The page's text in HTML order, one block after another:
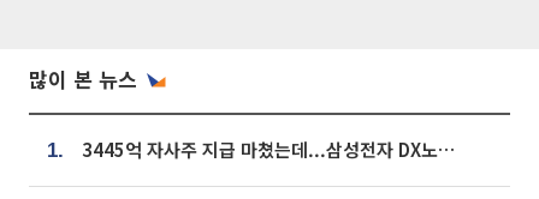
많이 본 뉴스
1. 3445억 자사주 지급 마쳤는데...삼성전자 DX노조, 뒤늦은 '떼쓰기 집회'